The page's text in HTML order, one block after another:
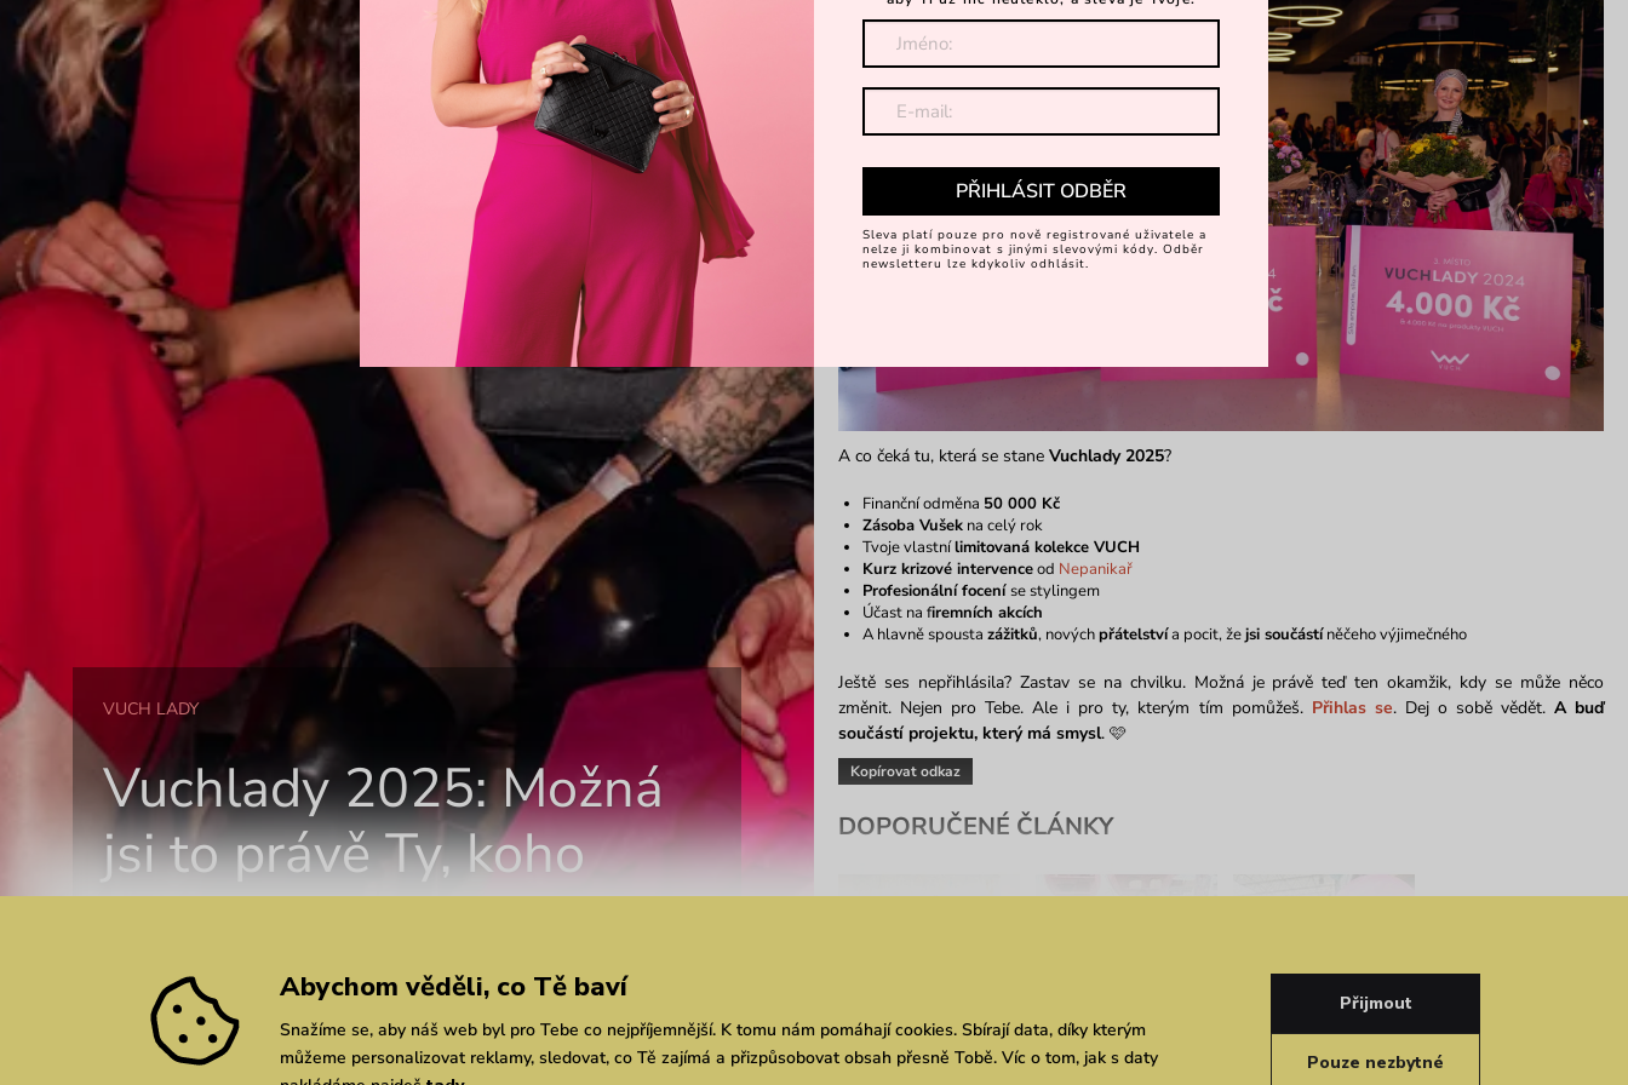
VUCH LADY
Vuchlady 2025: Možná
jsi to právě Ty, koho
hledáme
A co čeká tu, která se stane Vuchlady 2025?
Finanční odměna 50 000 Kč
Zásoba Vušekna celý rok
Tvoje vlastnílimitovaná kolekce VUCH
Kurz krizové intervenceod Nepanikař
Profesionální foceníse stylingem
Účast na firemních akcích
A hlavně spousta zážitků, novýchpřátelstvía pocit, žejsi součástíněčeho výjimečného
Ještě ses nepřihlásila? Zastav se na chvilku. Možná je právě teď ten okamžik, kdy se může něco
změnit. Nejen pro Tebe. Ale i pro ty, kterým tím pomůžeš. Přihlas se. Dej o sobě vědět. A buď
součástí projektu, který má smysl. 🩷
Kopírovat odkaz
DOPORUČENÉ ČLÁNKY
Když design pomáhá:
Kabelka, kterou navrhla
Tipy na dárky: Inspiruj
se Aničky výběrem
Vuchlady 2025:
Slavnostní vyhlášení
Abychom věděli, co Tě baví
Snažíme se, aby náš web byl pro Tebe co nejpříjemnější. K tomu nám pomáhají cookies. Sbírají data, díky kterým
můžeme personalizovat reklamy, sledovat, co Tě zajímá a přizpůsobovat obsah přesně Tobě. Víc o tom, jak s daty
Pouze nezbytné
Přijmout
PŘIHLÁSIT ODBĚR
Sleva platí pouze pro nově registrované uživatele a
nelze ji kombinovat s jinými slevovými kódy. Odběr
newsletteru lze kdykoliv odhlásit.